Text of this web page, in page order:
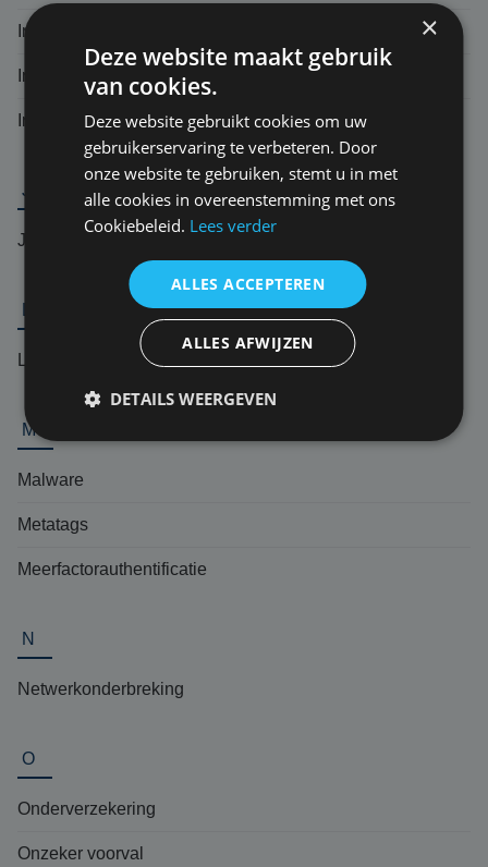
Inductieschade
Intranet
Incident response team (IRT)
J
Jurisprudentie
M
Malware
Metatags
Meerfactorauthentificatie
N
Netwerkonderbreking
O
Onderverzekering
Onzeker voorval
×
Deze website maakt gebruik
van cookies.
Deze website gebruikt cookies om uw
gebruikerservaring te verbeteren. Door
onze website te gebruiken, stemt u in met
alle cookies in overeenstemming met ons
Cookiebeleid. Lees verder
ALLES ACCEPTEREN
ALLES AFWIJZEN
DETAILS WEERGEVEN